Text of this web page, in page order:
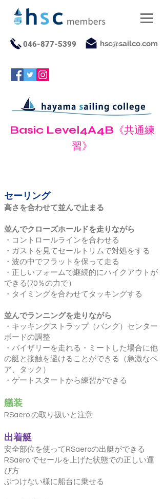
046-877-5399 hsc@sailco.com
Basic Level4A4B 《共通練
習》
セーリング
高さを合わせて並んで止まる
並んでクローズホールドを走りながら
・コントロールラインを合わせる
・ガストを見てセールトリムで対処をする
・波の中でフラットを保って走る
・正しいフォームで継続的にハイクアウトが
できる(70％の力で）
・タイミングを合わせてタッキングする
並んでランニングを走りながら
・キッキングストラップ（バング）センター
ボードの調整
・バイザリーを走れる・ミートした場合に他
の艇と接触を避けることができる（急激なベ
ア、タック）
・ゲートスタートから練習ができる
艤装
RSaero の取り扱いと注意
出着艇
安全部位を使ってRSaeroの出艇ができる
RSaero でセールを上げた状態での正しい運
び方
ぶつけない様に船台に乗せる